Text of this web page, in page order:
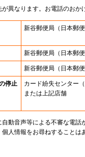
異なります。お電話のおか
新谷郵便局 （日本郵
新谷郵便局 （日本郵
新谷郵便局 （日本郵
停止 カード紛失センター
または上記店舗
動音声等による不審な電話
人情報をお尋ねすることは